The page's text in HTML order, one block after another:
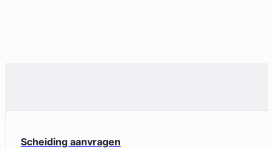
Scheiding aanvragen